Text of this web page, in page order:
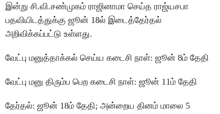
இன்று சி.வி.சண்முகம் ராஜினாமா செய்த ராஜ்யசபா
பதவியிடத்துக்கு ஜூன் 18ல் இடைத்தேர்தல்
அறிவிக்கப்பட்டு உள்ளது.
வேட்பு மனுத்தாக்கல் செய்ய கடைசி நாள்: ஜூன் 8ம் தேதி
வேட்பு மனு திரும்ப பெற கடைசி நாள்: ஜூன் 11ம் தேதி
தேர்தல்: ஜூன் 18ம் தேதி; அன்றைய தினம் மாலை 5